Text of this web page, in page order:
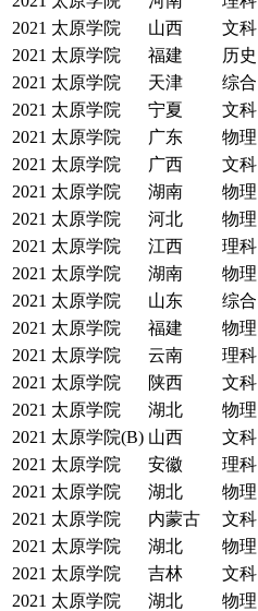
2021 太原学院 山西 文科
2021 太原学院 福建 历史
2021 太原学院 天津 综合
2021 太原学院 宁夏 文科
2021 太原学院 广东 物理
2021 太原学院 广西 文科
2021 太原学院 湖南 物理
2021 太原学院 河北 物理
2021 太原学院 江西 理科
2021 太原学院 湖南 物理
2021 太原学院 山东 综合
2021 太原学院 福建 物理
2021 太原学院 云南 理科
2021 太原学院 陕西 文科
2021 太原学院 湖北 物理
2021 太原学院(B) 山西 文科
2021 太原学院 安徽 理科
2021 太原学院 湖北 物理
2021 太原学院 内蒙古 文科
2021 太原学院 湖北 物理
2021 太原学院 吉林 文科
2021 太原学院 湖北 物理